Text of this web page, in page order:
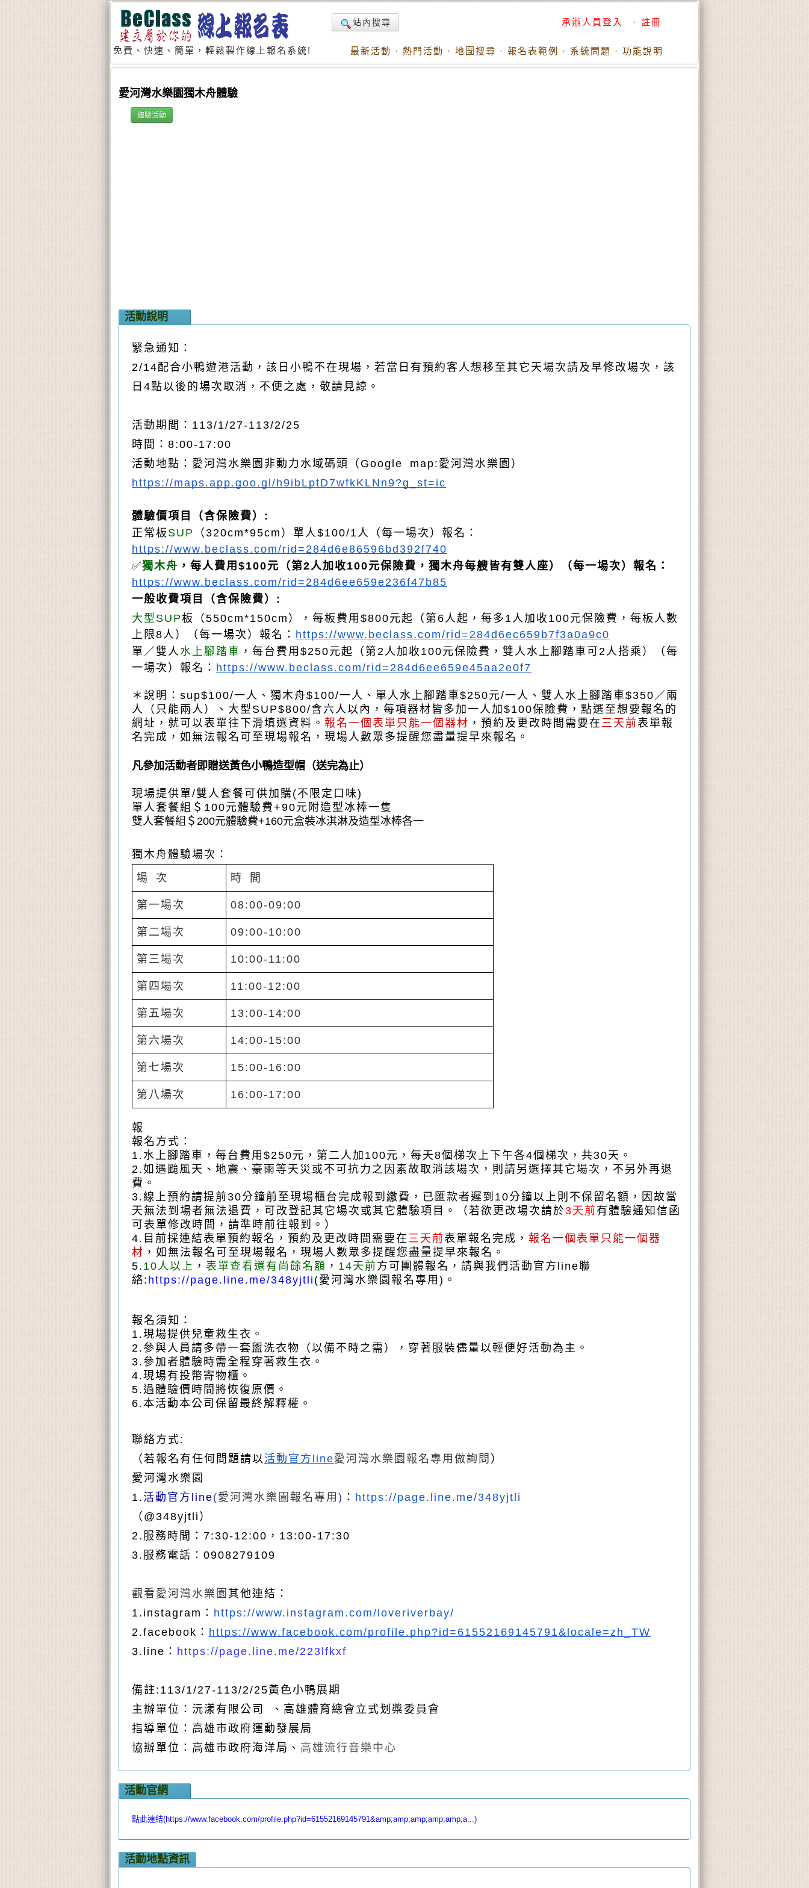
免費、快速、簡單，輕鬆製作線上報名系統!
站內搜尋 承辦人員登入 · 註冊
最新活動 · 熱門活動 · 地圖搜尋 · 報名表範例 · 系統問題 · 功能說明
愛河灣水樂園獨木舟體驗
體驗活動
活動說明
緊急通知∶
2/14配合小鴨遊港活動，該日小鴨不在現場，若當日有預約客人想移至其它天場次請及早修改場次，該
日4點以後的場次取消，不便之處，敬請見諒。
活動期間：113/1/27-113/2/25
時間：8:00-17:00
活動地點：愛河灣水樂園非動力水域碼頭（Google map:愛河灣水樂園）
https://maps.app.goo.gl/h9ibLptD7wfkKLNn9?g_st=ic
體驗價項目（含保險費）:
正常板 SUP
（320cm*95cm）單人$100/1人（每一場次）報名：
https://www.beclass.com/rid=284d6e86596bd392f740
✅獨木舟 ，每人費用$100元（第2人加收100元保險費，獨木舟每艘皆有雙人座）（每一場次）報名：
https://www.beclass.com/rid=284d6ee659e236f47b85
一般收費項目（含保險費）:
大型SUP板（550cm*150cm），每板費用$800元起（第6人起，每多1人加收100元保險費，每板人數
上限8人）（每一場次）報名： https://www.beclass.com/rid=284d6ec659b7f3a0a9c0
單／雙人水上腳踏車 ，每台費用$250元起（第2人加收100元保險費，雙人水上腳踏車可2人搭乘）（每
一場次）報名： https://www.beclass.com/rid=284d6ee659e45aa2e0f7
＊說明：sup$100/一人、獨木舟$100/一人、單人水上腳踏車$250元/一人、雙人水上腳踏車$350／兩
人（只能兩人）、大型SUP$800/含六人以內，每項器材皆多加一人加$100保險費，點選至想要報名的
網址，就可以表單往下滑填選資料。 報名一個表單只能一個器材 ， 預約及更改時間需要在 三天前 表單報
名完成，如無法報名可至現場報名，現場人數眾多提醒您盡量提早來報名。
凡參加活動者即贈送黃色小鴨造型帽（送完為止）
現場提供單/雙人套餐可供加購(不限定口味)
單人套餐組＄100元體驗費+90元附造型冰棒一隻
雙人套餐組＄200元體驗費+160元盒裝冰淇淋及造型冰棒各一
獨木舟體驗場次：
場 次
時 間
第一場次 08:00-09:00
第二場次 09:00-10:00
第三場次 10:00-11:00
第四場次 11:00-12:00
第五場次 13:00-14:00
第六場次 14:00-15:00
第七場次 15:00-16:00
第八場次 16:00-17:00
報
報名方式：
1.水上腳踏車，每台費用$250元，第二人加100元，每天8個梯次上下午各4個梯次，共30天。
2.如遇颱風天、地震、豪雨等天災或不可抗力之因素故取消該場次，則請另選擇其它場次，不另外再退
費。
3.線上預約請提前30分鐘前至現場櫃台完成報到繳費，已匯款者遲到10分鐘以上則不保留名額，因故當
天無法到場者無法退費，可改登記其它場次或其它體驗項目 。（若欲更改場次請於3天前 有體驗通知信函
可表單修改時間 ，請準時前往報到。）
4. 目前採連結表單預約報名，預約及更改時間需要在 三天前 表單報名完成， 報名一個表單只能一個器
材 ， 如無法報名可至現場報名，現場人數眾多提醒您盡量提早來報名。
5. 10人以上 ， 表單查看還有尚餘名額 ， 14天前 方可 團體報名，請與我們活動官方line聯
絡: https://page.line.me/348yjtli (愛河灣水樂園報名專用 ) 。
報名須知：
1.現場提供兒童救生衣。
2.參與人員請多帶一套盥洗衣物（以備不時之需），穿著服裝儘量以輕便好活動為主。
3.參加者體驗時需全程穿著救生衣。
4.現場有投幣寄物櫃。
5.過體驗價時間將恢復原價。
6.本活動本公司保留最終解釋權。
聯絡方式:
（若報名有任何問題請以 活動官方line愛河灣水樂園報名專用做詢問 ）
愛河灣水樂園
1. 活動官方line(愛河灣水樂園報名專用 ) ： https://page.line.me/348yjtli
（@348yjtli）
2.服務時間：7:30-12:00，13:00-17:30
3.服務電話∶0908279109
觀看愛河灣水樂園 其他連結：
1. instagram： https://www.instagram.com/loveriverbay/
2.facebook： https://www.facebook.com/profile.php?id=61552169145791&locale=zh_TW
3. line ： https://page.line.me/223lfkxf
備註:113/1/27-113/2/25黃色小鴨展期
主辦單位：沅漾有限公司 、高雄體育總會立式划槳委員會
指導單位：高雄市政府運動發展局
協辦單位：高雄市政府海洋局、 高雄流行音樂中心
活動官網
點此連結(https://www.facebook.com/profile.php?id=61552169145791&amp;amp;amp;amp;amp;a...)
活動地點資訊